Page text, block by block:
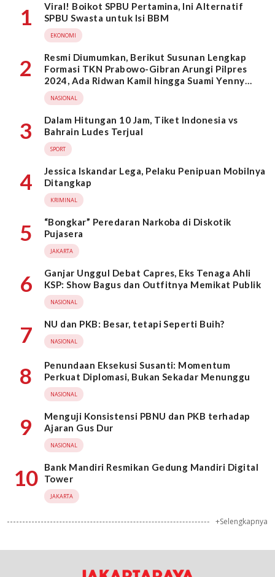
1
Viral! Boikot SPBU Pertamina, Ini Alternatif
SPBU Swasta untuk Isi BBM
EKONOMI
2
Resmi Diumumkan, Berikut Susunan Lengkap
Formasi TKN Prabowo-Gibran Arungi Pilpres
2024, Ada Ridwan Kamil hingga Suami Yenny
Wahid
NASIONAL
3
Dalam Hitungan 10 Jam, Tiket Indonesia vs
Bahrain Ludes Terjual
SPORT
4
Jessica Iskandar Lega, Pelaku Penipuan Mobilnya
Ditangkap
KRIMINAL
5
“Bongkar” Peredaran Narkoba di Diskotik
Pujasera
JAKARTA
6
Ganjar Unggul Debat Capres, Eks Tenaga Ahli
KSP: Show Bagus dan Outfitnya Memikat Publik
NASIONAL
7 NU dan PKB: Besar, tetapi Seperti Buih?
NASIONAL
8
Penundaan Eksekusi Susanti: Momentum
Perkuat Diplomasi, Bukan Sekadar Menunggu
NASIONAL
9
Menguji Konsistensi PBNU dan PKB terhadap
Ajaran Gus Dur
NASIONAL
10
Bank Mandiri Resmikan Gedung Mandiri Digital
Tower
JAKARTA
+Selengkapnya